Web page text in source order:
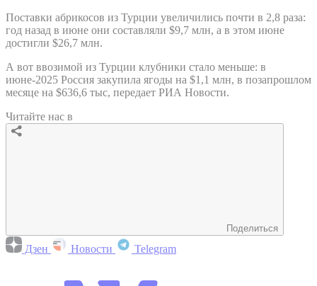
Поставки абрикосов из Турции увеличились почти в 2,8 раза:
год назад в июне они составляли $9,7 млн, а в этом июне
достигли $26,7 млн.
А вот ввозимой из Турции клубники стало меньше: в
июне-2025 Россия закупила ягоды на $1,1 млн, в позапрошлом
месяце на $636,6 тыс, передает РИА Новости.
Читайте нас в
Поделиться
Дзен Новости Telegram